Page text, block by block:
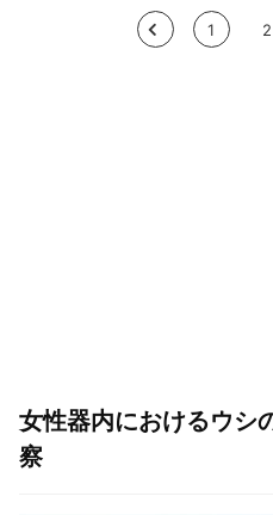
< 1 2
女性器内におけるウシ
察